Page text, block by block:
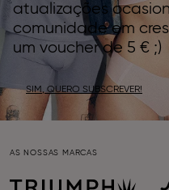
atualizações
comunidade em
um voucher de 5 € ;)
SIM, QUERO SUBSCREVER!
AS NOSSAS MARCAS